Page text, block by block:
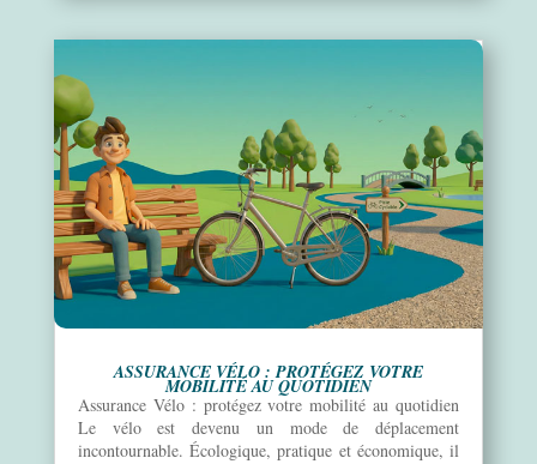
ASSURANCE VÉLO : PROTÉGEZ VOTRE
MOBILITÉ AU QUOTIDIEN
Assurance Vélo : protégez votre mobilité au quotidien
Le vélo est devenu un mode de déplacement
incontournable. Écologique, pratique et économique, il